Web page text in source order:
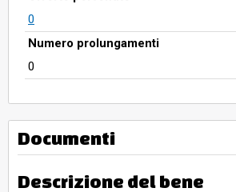
0
Numero prolungamenti
0
Documenti
Descrizione del bene